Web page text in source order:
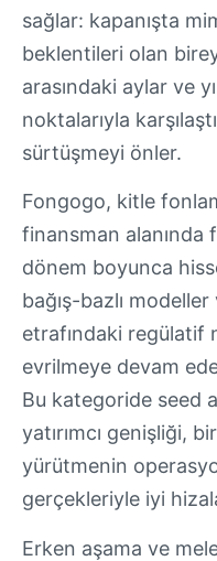
sağlar: kapanışta
beklentileri olan
arasındaki aylar ve
noktalarıyla
sürtüşmeyi önler.
Fongogo, kitle
finansman
dönem boyunca
bağış-bazlı
etrafındaki regülatif
evrilmeye devam
Bu kategoride seed
yatırımcı genişliği,
yürütmenin
gerçekleriyle iyi
Erken aşama ve